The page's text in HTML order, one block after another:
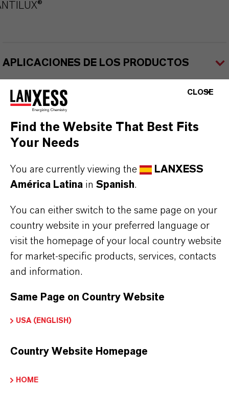
APLICACIONES DE LOS PRODUCTOS
SINÓNIMOS DEL PRODUCTO
PRODUCT DATA SHEETS
Aquí puedes descargar las fichas técnicas de los
productos. Al seleccionar una opción de los menús
Ficha técnica
SELECCIONA UN ÁREA JURÍDICA
SELECCIONA EL IDIOMA
CLOSE
Find the Website That Best Fits
Your Needs
You are currently viewing the
LANXESS
América Latina in Spanish.
You can either switch to the same page on your
country website in your preferred language or
visit the homepage of your local country website
for market-specific products, services, contacts
and information.
Same Page on Country Website
USA (ENGLISH)
Country Website Homepage
HOME